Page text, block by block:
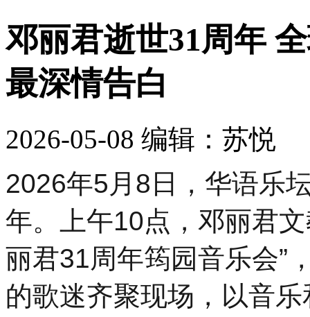
邓丽君逝世31周年
最深情告白
2026-05-08 编辑：苏悦
2026年5月8日，华语乐
年。上午10点，邓丽君
丽君31周年筠园音乐会”
的歌迷齐聚现场，以音